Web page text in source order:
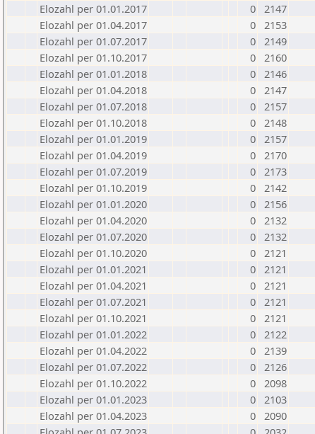
Elozahl per 01.01.2017
0 2147
Elozahl per 01.04.2017
0 2153
Elozahl per 01.07.2017
0 2149
Elozahl per 01.10.2017
0 2160
Elozahl per 01.01.2018
0 2146
Elozahl per 01.04.2018
0 2147
Elozahl per 01.07.2018
0 2157
Elozahl per 01.10.2018
0 2148
Elozahl per 01.01.2019
0 2157
Elozahl per 01.04.2019
0 2170
Elozahl per 01.07.2019
0 2173
Elozahl per 01.10.2019
0 2142
Elozahl per 01.01.2020
0 2156
Elozahl per 01.04.2020
0 2132
Elozahl per 01.07.2020
0 2132
Elozahl per 01.10.2020
0 2121
Elozahl per 01.01.2021
0 2121
Elozahl per 01.04.2021
0 2121
Elozahl per 01.07.2021
0 2121
Elozahl per 01.10.2021
0 2121
Elozahl per 01.01.2022
0 2122
Elozahl per 01.04.2022
0 2139
Elozahl per 01.07.2022
0 2126
Elozahl per 01.10.2022
0 2098
Elozahl per 01.01.2023
0 2103
Elozahl per 01.04.2023
0 2090